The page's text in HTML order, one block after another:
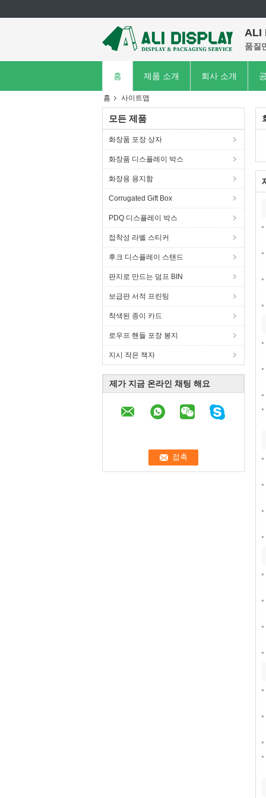
ALI
품질
홈 제품 소개 회사 소개
홈 사이트맵
모든 제품
화장품 포장 상자
화장품 디스플레이 박스
화장용 용지함
Corrugated Gift Box
PDQ 디스플레이 박스
접착성 라벨 스티커
후크 디스플레이 스탠드
판지로 만드는 덤프 BIN
보급판 서적 프린팅
착색된 종이 카드
로우프 핸들 포장 봉지
지시 작은 책자
제가 지금 온라인 채팅 해요